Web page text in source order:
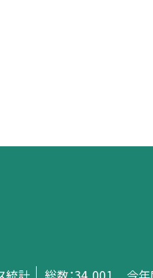
統計 総数：34,001 今年